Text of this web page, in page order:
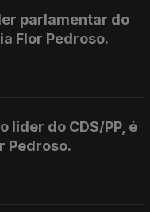
parlamentar do
Flor Pedroso.
líder do CDS/PP, é
Pedroso.